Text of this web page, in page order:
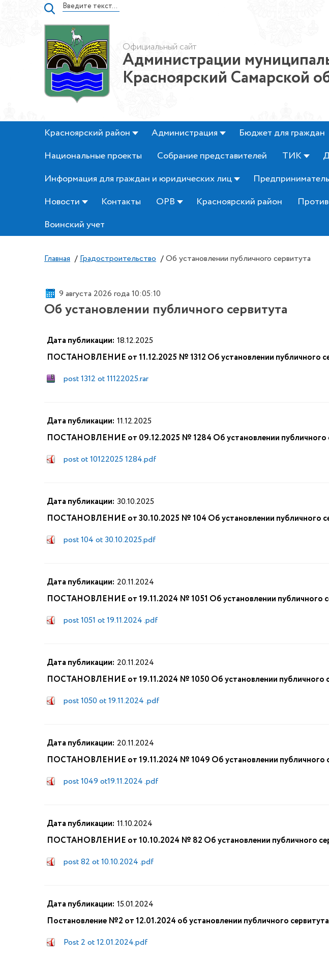
Официальный сайт
Администрации
Красноярский Самарской
Красноярский район Администрация Бюджет для граждан
Национальные проекты
Собрание представителей ТИК
Информация для граждан и юридических лиц
Новости
Контакты ОРВ Красноярский район
Воинский учет
Главная / Градостроительство / Об установлении публичного сервитута
9 августа 2026 года 10:05:11
Об установлении публичного сервитута
Дата публикации: 18.12.2025
ПОСТАНОВЛЕНИЕ от 11.12.2025 № 1312 Об установлении публичного
post 1312 ot 11122025.rar
Дата публикации: 11.12.2025
ПОСТАНОВЛЕНИЕ от 09.12.2025 № 1284 Об установлении публичного
post ot 10122025 1284.pdf
Дата публикации: 30.10.2025
ПОСТАНОВЛЕНИЕ от 30.10.2025 № 104 Об установлении публичного
post 104 ot 30.10.2025.pdf
Дата публикации: 20.11.2024
ПОСТАНОВЛЕНИЕ от 19.11.2024 № 1051 Об установлении публичного
post 1051 ot 19.11.2024 .pdf
Дата публикации: 20.11.2024
ПОСТАНОВЛЕНИЕ от 19.11.2024 № 1050 Об установлении публичного
post 1050 ot 19.11.2024 .pdf
Дата публикации: 20.11.2024
ПОСТАНОВЛЕНИЕ от 19.11.2024 № 1049 Об установлении публичного
post 1049 ot19.11.2024 .pdf
Дата публикации: 11.10.2024
ПОСТАНОВЛЕНИЕ от 10.10.2024 № 82 Об установлении публичного
post 82 ot 10.10.2024 .pdf
Дата публикации: 15.01.2024
Постановление №2 от 12.01.2024 об установлении публичного сервитута
Post 2 ot 12.01.2024.pdf